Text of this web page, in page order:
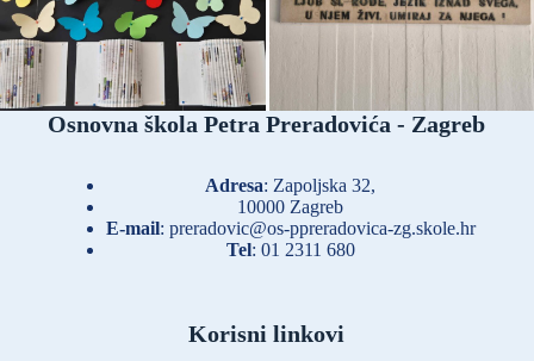
Osnovna škola Petra Preradovića - Zagreb
Adresa: Zapoljska 32,
10000 Zagreb
E-mail: preradovic@os-ppreradovica-zg.skole.hr
Tel: 01 2311 680
Korisni linkovi